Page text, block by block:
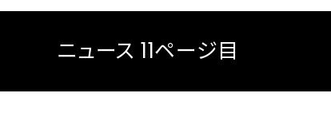
ニュース 11ページ目